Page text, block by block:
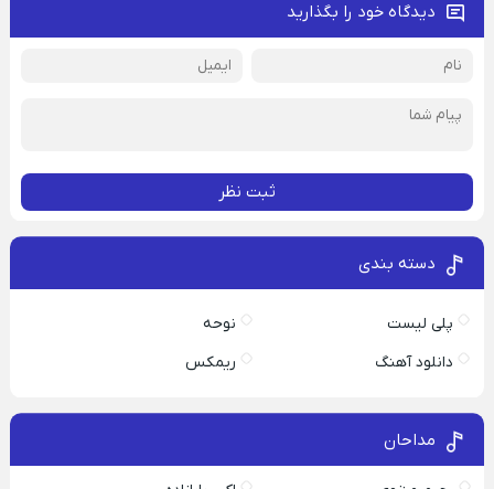
دیدگاه خود را بگذارید
ثبت نظر
دسته بندی
پلی لیست
نوحه
دانلود آهنگ
ریمکس
مداحان